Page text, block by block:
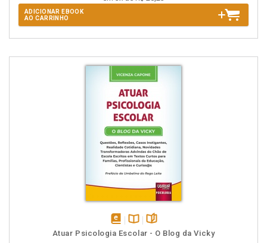
ADICIONAR EBOOK
AO CARRINHO
disponívelDisponível
páginas
Atuar Psicologia Escolar - O Blog da Vicky